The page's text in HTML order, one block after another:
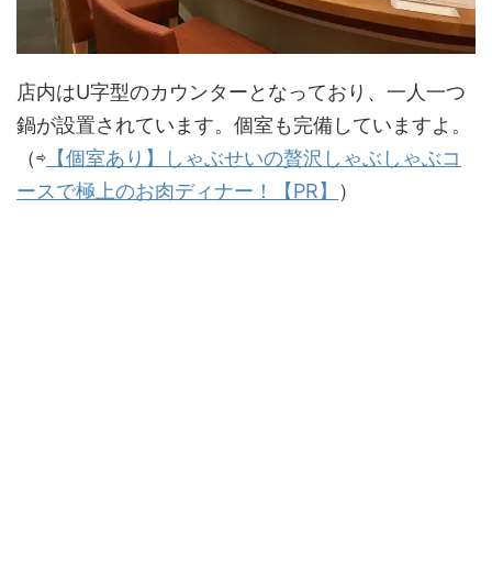
店内はU字型のカウンターとなっており、一人一つ
鍋が設置されています。個室も完備していますよ。
（⇨ 【個室あり】しゃぶせいの贅沢しゃぶしゃぶコ
ースで極上のお肉ディナー！【PR】
）